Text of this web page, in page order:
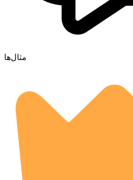
مثال‌ها